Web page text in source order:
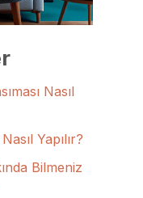
Nasıl
Yapılır?
Bilmeniz